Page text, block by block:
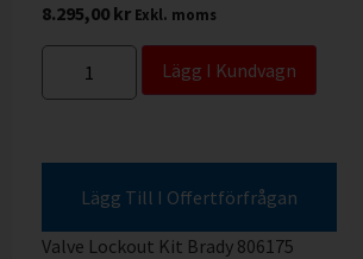
8.295,00 kr Exkl. moms
Lägg I Kundvagn
Lägg Till I Offertförfrågan
Valve Lockout Kit Brady 806175